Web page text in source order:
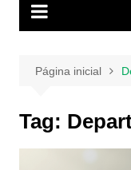
Página inicial
Tag: